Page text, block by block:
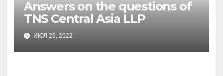
Answers on the questions of
TNS Central Asia LLP
ИЮЛ 29, 2022